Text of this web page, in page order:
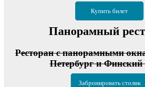
Купить билет
Панорамный
Ресторан с панорамными
Петербург и Финский
Забронировать столик